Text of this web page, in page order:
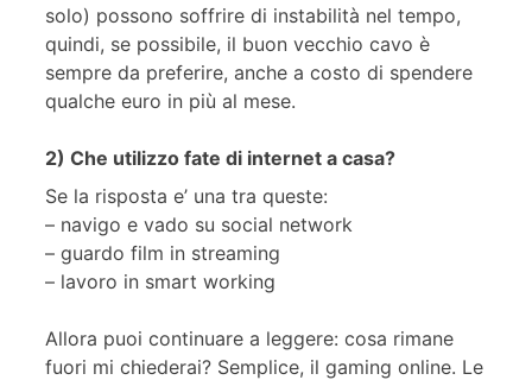
solo) possono soffrire di instabilità nel tempo,
quindi, se possibile, il buon vecchio cavo è
sempre da preferire, anche a costo di spendere
qualche euro in più al mese.
2) Che utilizzo fate di internet a casa?
Se la risposta e’ una tra queste:
– navigo e vado su social network
– guardo film in streaming
– lavoro in smart working
Allora puoi continuare a leggere: cosa rimane
fuori mi chiederai? Semplice, il gaming online. Le